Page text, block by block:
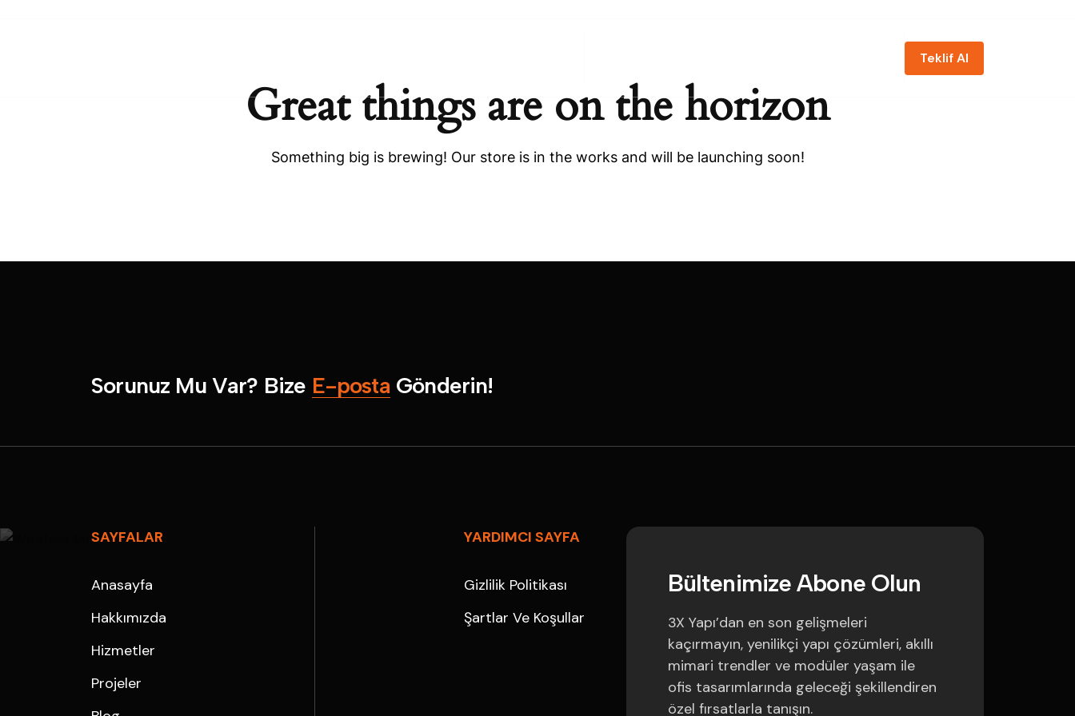
Teklif Al
Great things are on the horizon
Something big is brewing! Our store is in the works and will be launching soon!
Sorunuz Mu Var? Bize E-posta Gönderin!
SAYFALAR
Anasayfa
Hakkımızda
Hizmetler
Projeler
YARDIMCI SAYFA
Gizlilik Politikası
Şartlar Ve Koşullar
BültenimizeAbone Olun
3X Yapı’dan en son gelişmeleri
kaçırmayın, yenilikçi yapı çözümleri, akıllı
mimari trendler ve modüler yaşam ile
ofis tasarımlarında geleceği şekillendiren
özel fırsatlarla tanışın.